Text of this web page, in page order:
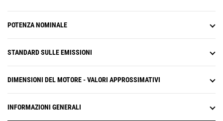
POTENZA NOMINALE
STANDARD SULLE EMISSIONI
DIMENSIONI DEL MOTORE - VALORI APPROSSIMATIVI
INFORMAZIONI GENERALI